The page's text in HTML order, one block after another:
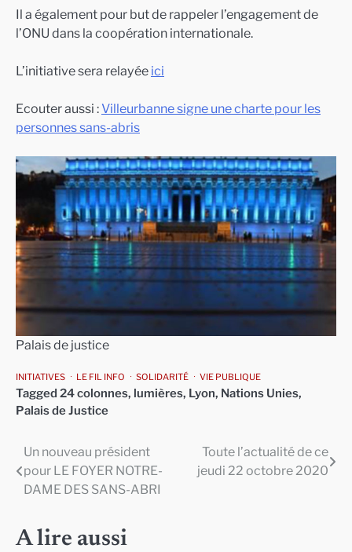
Il a également pour but de rappeler l’engagement de
l’ONU dans la coopération internationale.
L’initiative sera relayée ici
Ecouter aussi :Villeurbanne signe une charte pour les
personnes sans-abris
Palais de justice
INITIATIVES LE FIL INFO SOLIDARITÉ VIE PUBLIQUE
Tagged 24 colonnes, lumières, Lyon, Nations Unies,
Palais de Justice
Navigation
de
Un nouveau président
pour LE FOYER NOTRE-
DAME DES SANS-ABRI
Toute l’actualité de ce
jeudi 22 octobre 2020
A lire aussi